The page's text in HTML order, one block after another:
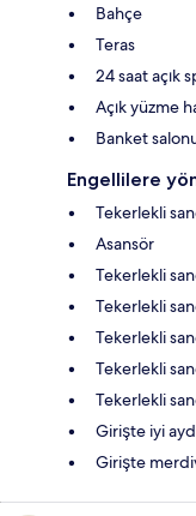
Bahçe
Teras
24 saat açık
Açık yüzme
Banket
Engellilere
Tekerlekli
Asansör
Tekerlekli
Tekerlekli
Tekerlekli
Tekerlekli
Tekerlekli
Girişte iyi
Girişte